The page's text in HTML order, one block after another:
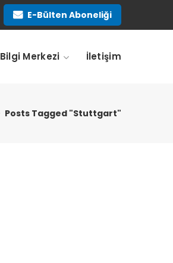
E-Bülten Aboneliği
Bilgi Merkezi İletişim
Posts Tagged "stuttgart"